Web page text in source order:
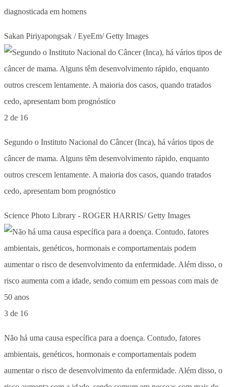
diagnosticada em homens
Sakan Piriyapongsak / EyeEm/ Getty Images
2 de 16
Segundo o Instituto Nacional do Câncer (Inca), há vários tipos de
câncer de mama. Alguns têm desenvolvimento rápido, enquanto
outros crescem lentamente. A maioria dos casos, quando tratados
cedo, apresentam bom prognóstico
Science Photo Library - ROGER HARRIS/ Getty Images
3 de 16
Não há uma causa específica para a doença. Contudo, fatores
ambientais, genéticos, hormonais e comportamentais podem
aumentar o risco de desenvolvimento da enfermidade. Além disso, o